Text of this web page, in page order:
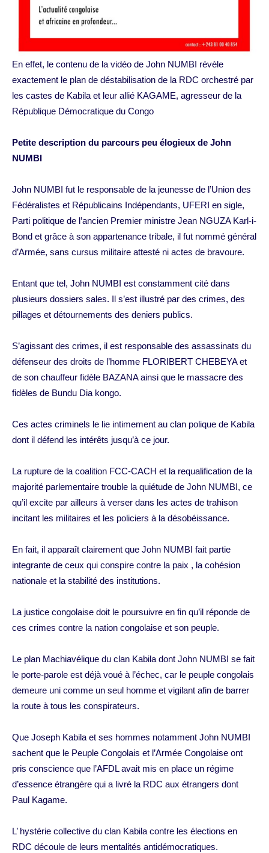
En effet, le contenu de la vidéo de John NUMBI révèle
exactement le plan de déstabilisation de la RDC orchestré par
les castes de Kabila et leur allié KAGAME, agresseur de la
République Démocratique du Congo
Petite description du parcours peu élogieux de John
NUMBI
John NUMBI fut le responsable de la jeunesse de l’Union des
Fédéralistes et Républicains Indépendants, UFERI en sigle,
Parti politique de l’ancien Premier ministre Jean NGUZA Karl-i-
Bond et grâce à son appartenance tribale, il fut nommé général
d’Armée, sans cursus militaire attesté ni actes de bravoure.
Entant que tel, John NUMBI est constamment cité dans
plusieurs dossiers sales. Il s’est illustré par des crimes, des
pillages et détournements des deniers publics.
S’agissant des crimes, il est responsable des assassinats du
défenseur des droits de l’homme FLORIBERT CHEBEYA et
de son chauffeur fidèle BAZANA ainsi que le massacre des
fidèles de Bundu Dia kongo.
Ces actes criminels le lie intimement au clan polique de Kabila
dont il défend les intérêts jusqu’à ce jour.
La rupture de la coalition FCC-CACH et la requalification de la
majorité parlementaire trouble la quiétude de John NUMBI, ce
qu’il excite par ailleurs à verser dans les actes de trahison
incitant les militaires et les policiers à la désobéissance.
En fait, il apparaît clairement que John NUMBI fait partie
integrante de ceux qui conspire contre la paix , la cohésion
nationale et la stabilité des institutions.
La justice congolaise doit le poursuivre en fin qu’il réponde de
ces crimes contre la nation congolaise et son peuple.
Le plan Machiavélique du clan Kabila dont John NUMBI se fait
le porte-parole est déjà voué à l’échec, car le peuple congolais
demeure uni comme un seul homme et vigilant afin de barrer
la route à tous les conspirateurs.
Que Joseph Kabila et ses hommes notamment John NUMBI
sachent que le Peuple Congolais et l’Armée Congolaise ont
pris conscience que l’AFDL avait mis en place un régime
d’essence étrangère qui a livré la RDC aux étrangers dont
Paul Kagame.
L’ hystérie collective du clan Kabila contre les élections en
RDC découle de leurs mentalités antidémocratiques.